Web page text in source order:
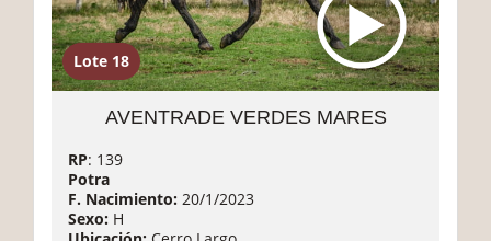
Lote 18
AVENTRADE VERDES MARES
RP: 139
Potra
F. Nacimiento: 20/1/2023
Sexo: H